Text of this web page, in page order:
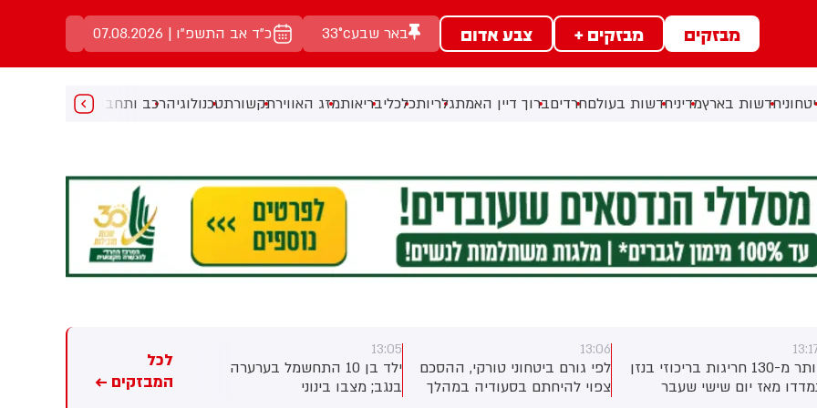
מבזקים מבזקים + צבע אדום באר שבע33°c כ"ד אב התשפ"ו | 07.08.2026
חדשות בארץמדיניחדשות בעולםחרדיםברוך דיין האמתגלריותכלכליבריאותמזג האווירתקשורתטכנולוגיהרכב ותחבורהמעניין
יותר מ-130 חריגות בריכוזי בנזן
מאז יום שישי שעבר
13:06
לפי גורם ביטחוני טורקי, ההסכם
צפוי להיחתם בסעודיה במהלך
13:05
ילד בן 10 התחשמל בערערה
בנגב; מצבו בינוני
סעודיה, טורקיה ופקיסטן צפויות
לחתום היום על הסכם ביטחוני
לכל
המבזקים ←